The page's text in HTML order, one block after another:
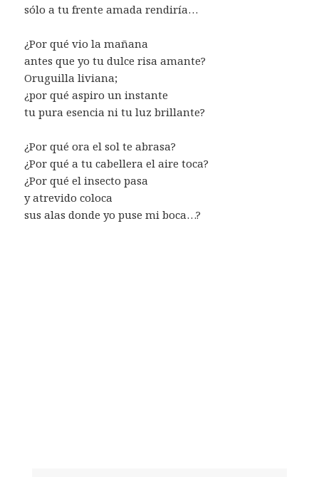
sólo a tu frente amada rendiría…
¿Por qué vio la mañana
antes que yo tu dulce risa amante?
Oruguilla liviana;
¿por qué aspiro un instante
tu pura esencia ni tu luz brillante?
¿Por qué ora el sol te abrasa?
¿Por qué a tu cabellera el aire toca?
¿Por qué el insecto pasa
y atrevido coloca
sus alas donde yo puse mi boca…?